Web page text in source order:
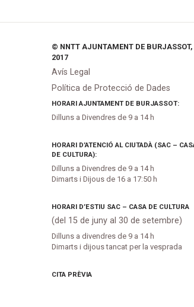
© NNTT AJUNTAMENT DE BURJASSOT,
2017
Avís Legal
Política de Protecció de Dades
HORARI AJUNTAMENT DE BURJASSOT:
Dilluns a Divendres de 9 a 14 h
HORARI D’ATENCIÓ AL CIUTADÀ (SAC –
DE CULTURA):
Dilluns a Divendres de 9 a 14 h
Dimarts i Dijous de 16 a 17:50 h
HORARI D’ESTIU SAC – CASA DE CULTURA
(del 15 de juny al 30 de setembre)
Dilluns a divendres de 9 a 14 h
Dimarts i dijous tancat per la vesprada
CITA PRÈVIA